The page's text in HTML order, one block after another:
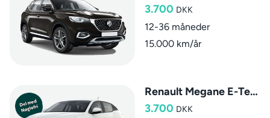
3.700 DKK
12-36 måneder
15.000 km/år
Renault Megane E-Tech Techno
3.700 DKK